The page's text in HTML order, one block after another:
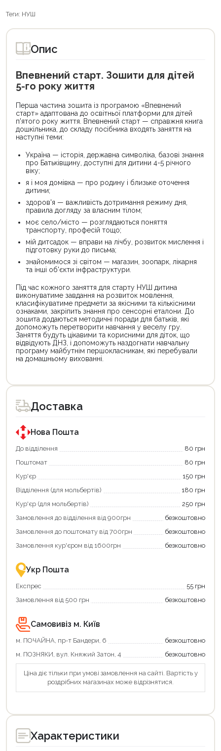
Теги: НУШ
Опис
Впевнений старт. Зошити для дітей
5-го року життя
Перша частина зошита із програмою «Впевнений
старт» адаптована до освітньої платформи для дітей
п'ятого року життя. Впевнений старт — справжня книга
дошкільника, до складу посібника входять заняття на
наступні теми:
Україна — історія, державна символіка, базові знання
про Батьківщину, доступні для дитини 4-5 річного
віку;
я і моя домівка — про родину і близьке оточення
дитини;
здоров'я — важливість дотримання режиму дня,
правила догляду за власним тілом;
моє село/місто — розглядаються поняття
транспорту, професій тощо;
мій дитсадок — вправи на лічбу, розвиток мислення і
підготовку руки до письма;
знайомимося зі світом — магазин, зоопарк, лікарня
та інші об'єкти інфраструктури.
Під час кожного заняття для старту НУШ дитина
виконуватиме завдання на розвиток мовлення,
класифікуватиме предмети за якісними та кількісними
ознаками, закріпить знання про сенсорні еталони. До
зошита додаються методичні поради для батьків, які
допоможуть перетворити навчання у веселу гру.
Заняття будуть цікавими та корисними для діток, що
відвідують ДНЗ, і допоможуть наздогнати навчальну
програму майбутнім першокласникам, які перебували
на домашньому вихованні.
товар
для
покупки
державною
програмою
єКнига.
Використовуйте
карту
щоб
зекономити
та
отримати
переваги!
картою
єКнига
–
зручно
та
товар
для
покупки
державною
програмою
«Національний
кешбек».
покупку
«Національний
кешбек»
та
отримуйте
повернення
Економте
більше
разом
державною
підтримкою!
Доставка
Нова Пошта
До відділення
80 грн
Поштомат
80 грн
Кур'єр
150 грн
Відділення (для мольбертів)
180 грн
Кур'єр (для мольбертів)
250 грн
Замовлення до відділення від 900грн
безкоштовно
Замовлення до поштомату від 700грн
безкоштовно
Замовлення кур'єром від 1600грн
безкоштовно
Укр Пошта
Експрес
55 грн
Замовлення від 500 грн
безкоштовно
Самовивіз м. Київ
м. ПОЧАЙНА, пр-т Бандери, 6
безкоштовно
м. ПОЗНЯКИ, вул. Княжий Затон, 4
безкоштовно
Ціна діє тільки при умові замовлення на сайті. Вартість у
роздрібних магазинах може відрізнятися.
Характеристики